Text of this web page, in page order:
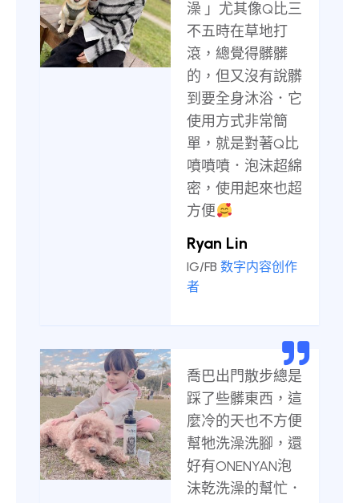
澡 」尤其像Q比三
不五時在草地打
滾，總覺得髒髒
的，但又沒有說髒
到要全身沐浴．它
使用方式非常簡
單，就是對著Q比
噴噴噴．泡沫超綿
密，使用起來也超
方便
Ryan Lin
IG/FB数字内容创作
者
喬巴出門散步總是
踩了些髒東西，這
麼冷的天也不方便
幫牠洗澡洗腳，還
好有ONENYAN泡
沫乾洗澡的幫忙．